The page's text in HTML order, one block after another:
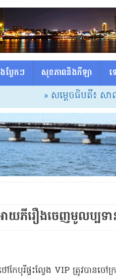
លែកៗ សុខភាពនិងកីឡា
សម្ដេចធិបតី៖ សាលារៀនត្រូ
វីអាយភីរឿងចេញមូលប្
ែ​បុរី​ផ្ទះល្វែង VIP ត្រូវបាន​ច